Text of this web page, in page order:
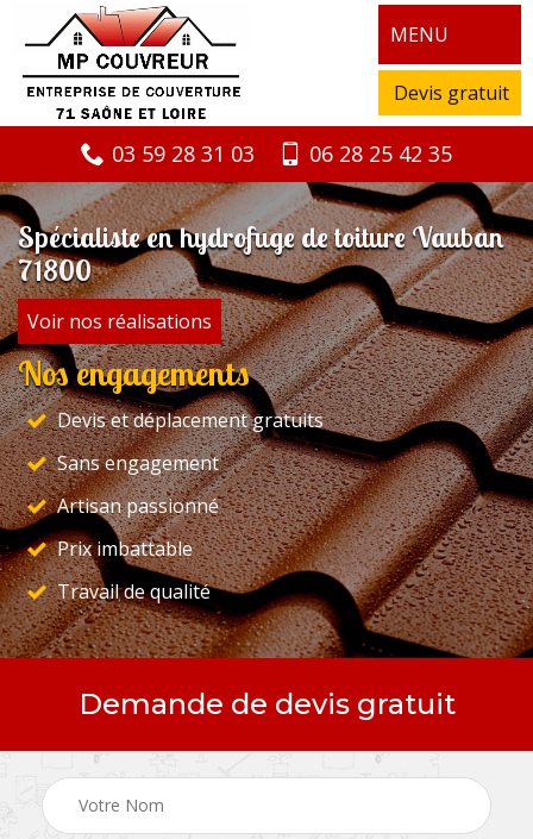
MENU
Devis gratuit
03 59 28 31 03 06 28 25 42 35
Spécialiste en hydrofuge de toiture Vauban
71800
Voir nos réalisations
Nos engagements
Devis et déplacement gratuits
Sans engagement
Artisan passionné
Prix imbattable
Travail de qualité
Demande de devis gratuit